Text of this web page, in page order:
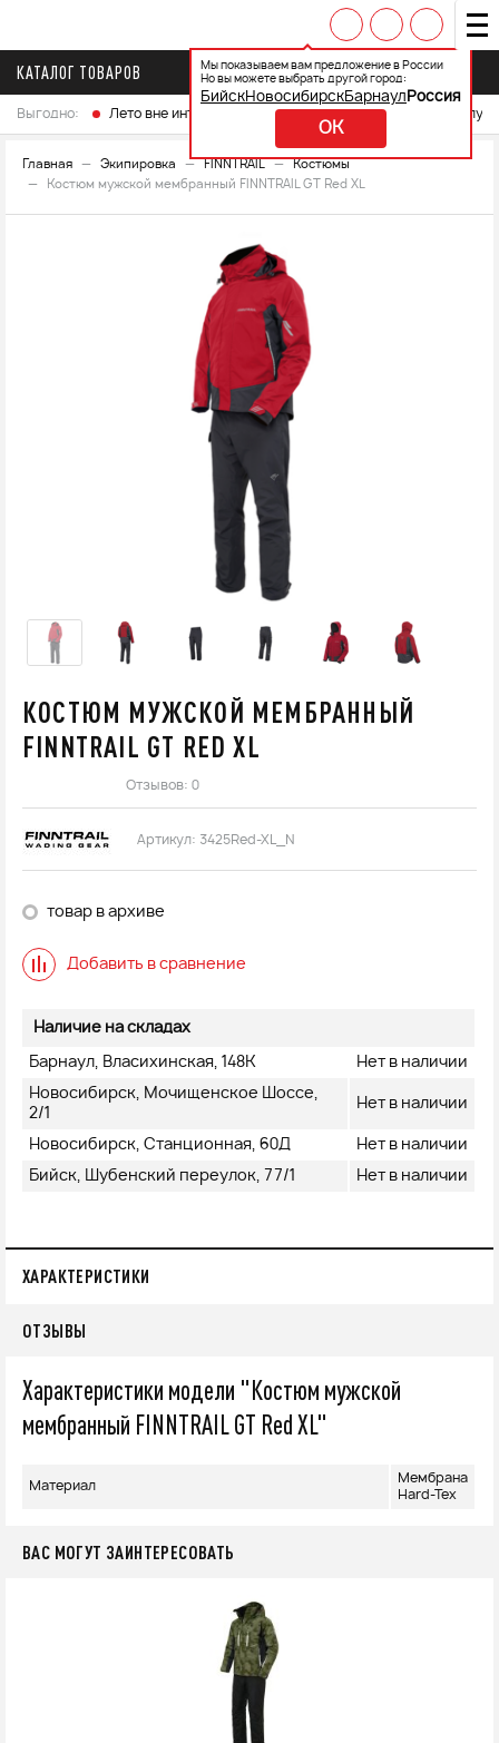
Мы показываем вам предложение в России
Но вы можете выбрать другой город:
БийскНовосибирскБарнаул Россия
OK
КАТАЛОГ ТОВАРОВ
Выгодно: Лето вне интренета Выберите свой мотоцикл и
Главная Экипировка FINNTRAIL
Костюмы
Костюм мужской мембранный FINNTRAIL GT Red XL
КОСТЮМ МУЖСКОЙ МЕМБРАННЫЙ
FINNTRAIL GT RED XL
Отзывов: 0
Артикул: 3425Red-XL_N
товар в архиве
Добавить в сравнение
Наличие на складах
Барнаул, Власихинская, 148К
Нет в наличии
Новосибирск, Мочищенское Шоссе,
2/1
Нет в наличии
Новосибирск, Станционная, 60Д
Нет в наличии
Бийск, Шубенский переулок, 77/1
Нет в наличии
ХАРАКТЕРИСТИКИ
ОТЗЫВЫ
Характеристики модели "Костюм мужской
мембранный FINNTRAIL GT Red XL"
Материал
Мембрана
Hard-Tex
ВАС МОГУТ ЗАИНТЕРЕСОВАТЬ